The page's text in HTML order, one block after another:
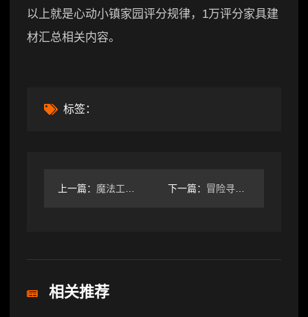
以上就是心动小镇家园评分规律，1万评分家具建
材汇总相关内容。
标签：
上一篇： 魔法工艺魔法工艺 全遗物图鉴① 下一篇： 冒险寻宝然后打败魔王通过数据分析科学配装（塞西莉亚篇）
相关推荐